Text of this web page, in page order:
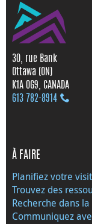
30, rue Bank
Ottawa (ON)
K1A 0G9, CANADA
613 782‑8914
À FAIRE
Planifiez votre
Trouvez des
Recherche dans
Communiquez